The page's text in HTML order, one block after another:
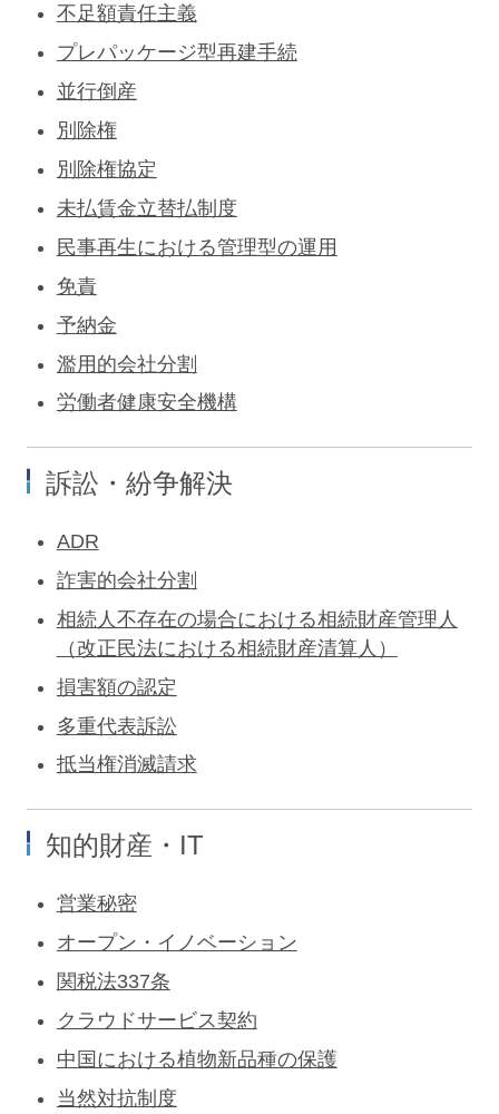
不足額責任主義
プレパッケージ型再建手続
並行倒産
別除権
別除権協定
未払賃金立替払制度
民事再生における管理型の運用
免責
予納金
濫用的会社分割
労働者健康安全機構
訴訟・紛争解決
ADR
詐害的会社分割
相続人不存在の場合における相続財産管理人
（改正民法における相続財産清算人）
損害額の認定
多重代表訴訟
抵当権消滅請求
知的財産・IT
営業秘密
オープン・イノベーション
関税法337条
クラウドサービス契約
中国における植物新品種の保護
当然対抗制度